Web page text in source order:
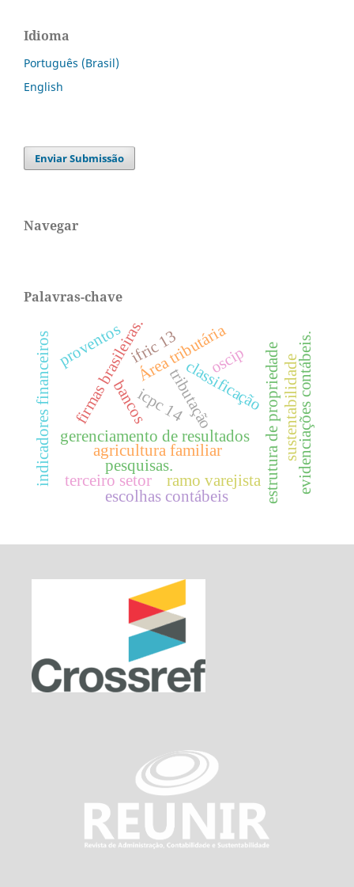
Idioma
Português (Brasil)
English
Enviar Submissão
Navegar
Palavras-chave
classificação
Área tributária
tributação
gerenciamento de resultados estrutura de propriedade
firmas brasileiras.
agricultura familiar
bancos
pesquisas.
terceiro setor
oscip sustentabilidade
ramo varejista evidenciações contábeis.
ifric 13
escolhas contábeis
icpc 14
indicadores financeiros proventos